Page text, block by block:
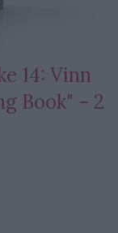
14: Vinn
Book" - 2